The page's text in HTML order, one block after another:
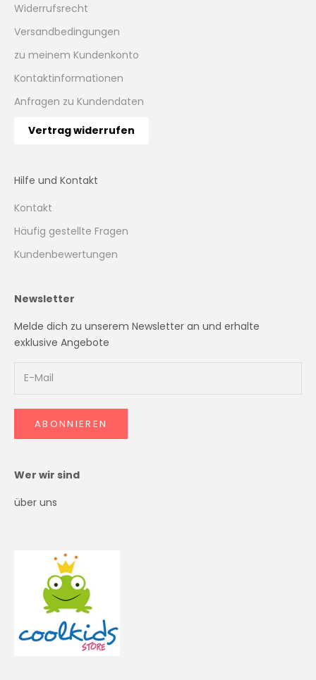
Widerrufsrecht
Versandbedingungen
zu meinem Kundenkonto
Kontaktinformationen
Anfragen zu Kundendaten
Vertrag widerrufen
Hilfe und Kontakt
Kontakt
Häufig gestellte Fragen
Kundenbewertungen
Newsletter
Melde dich zu unserem Newsletter an und erhalte
exklusive Angebote
ABONNIEREN
Wer wir sind
über uns